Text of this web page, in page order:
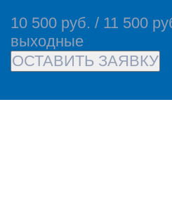
10 500 руб. / 11 500
выходные
ОСТАВИТЬ ЗАЯВКУ